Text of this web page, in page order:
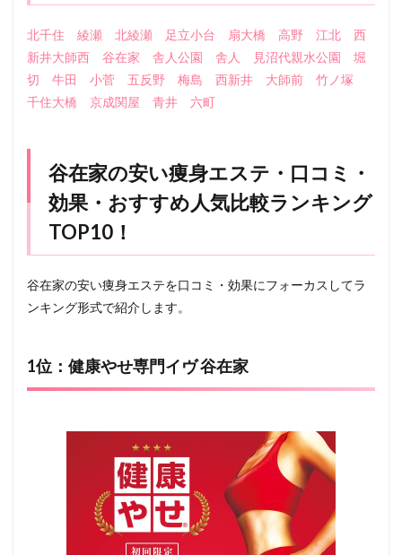
北千住 綾瀬 北綾瀬 足立小台 扇大橋 高野 江北
西
新井大師西
谷在家 舎人公園 舎人 見沼代親水公園
堀
切
牛田 小菅 五反野 梅島 西新井 大師前
竹ノ塚
千住大橋
京成関屋 青井 六町
谷在家の安い痩身エステ・口コミ・
効果・おすすめ人気比較ランキング
TOP10！
谷在家の安い痩身エステを口コミ・効果にフォーカスしてラ
ンキング形式で紹介します。
1位：健康やせ専門イヴ 谷在家